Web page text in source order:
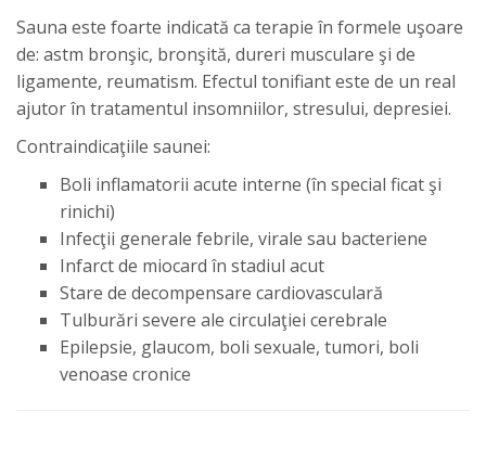
Sauna este foarte indicată ca terapie în formele uşoare
de: astm bronşic, bronşită, dureri musculare şi de
ligamente, reumatism. Efectul tonifiant este de un real
ajutor în tratamentul insomniilor, stresului, depresiei.
Contraindicaţiile saunei:
Boli inflamatorii acute interne (în special ficat şi
rinichi)
Infecţii generale febrile, virale sau bacteriene
Infarct de miocard în stadiul acut
Stare de decompensare cardiovasculară
Tulburări severe ale circulaţiei cerebrale
Epilepsie, glaucom, boli sexuale, tumori, boli
venoase cronice